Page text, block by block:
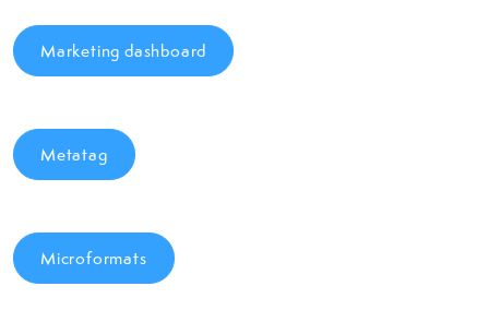
Marketing dashboard
Metatag
Microformats